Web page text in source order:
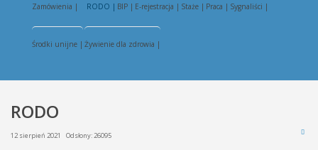
Zamówienia | RODO | BIP | E-rejestracja | Staże | Praca | Sygnaliści |
Środki unijne | Żywienie dla zdrowia |
RODO
12 sierpień 2021 Odsłony: 26095